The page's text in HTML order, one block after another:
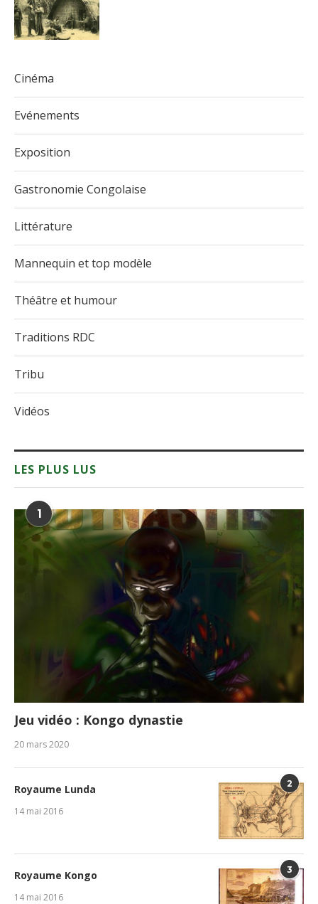
Cinéma
Evénements
Exposition
Gastronomie Congolaise
Littérature
Mannequin et top modèle
Théâtre et humour
Traditions RDC
Tribu
Vidéos
LES PLUS LUS
1
Jeu vidéo : Kongo dynastie
20 mars 2020
2
Royaume Lunda
14 mai 2016
3
Royaume Kongo
14 mai 2016